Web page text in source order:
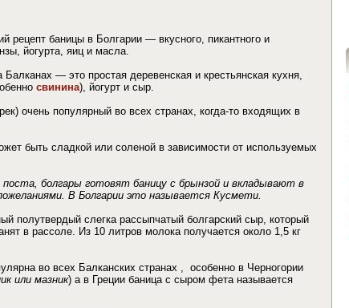
рецепт баницы в Болгарии — вкусного, пикантного и
йогурта, яиц и масла.
Балканах — это простая деревенская и крестьянская кухня,
свинина), йогурт и сыр.
очень популярный во всех странах, когда-то входящих в
быть сладкой или соленой в зависимости от используемых
поста, болгары готовят баницу с брынзой и вкладывают в
В Болгарии это называется Кусмети.
полутвердый слегка рассыпчатый болгарский сыр, который
в рассоле. Из 10 литров молока получается около 1,5 кг
во всех Балканских странах , особенно в Черногории
или мазник) а в Греции баница с сыром фета называется